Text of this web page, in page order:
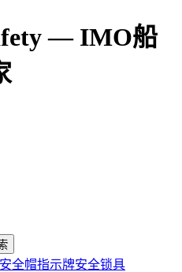
— IMO船
安全帽指示牌安全锁具